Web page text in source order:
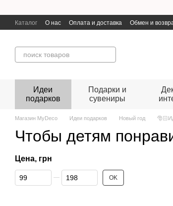
Каталог О нас Оплата и доставка Обмен и
Идеи
подарков
Подарки и
сувениры
Магазин MyDeco Идеи подарков Новый год
Чтобы детям
Цена, грн
От Цена, грн
До Цена, грн OK